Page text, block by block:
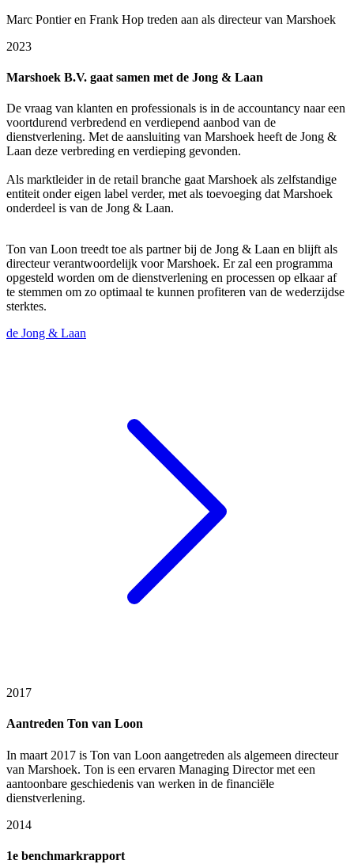
Marc Pontier en Frank Hop treden aan als directeur van Marshoek
2023
Marshoek B.V. gaat samen met de Jong & Laan
De vraag van klanten en professionals is in de accountancy naar een
voortdurend verbredend en verdiepend aanbod van de
dienstverlening. Met de aansluiting van Marshoek heeft de Jong &
Laan deze verbreding en verdieping gevonden.
Als marktleider in de retail branche gaat Marshoek als zelfstandige
entiteit onder eigen label verder, met als toevoeging dat Marshoek
onderdeel is van de Jong & Laan.
Ton van Loon treedt toe als partner bij de Jong & Laan en blijft als
directeur verantwoordelijk voor Marshoek. Er zal een programma
opgesteld worden om de dienstverlening en processen op elkaar af
te stemmen om zo optimaal te kunnen profiteren van de wederzijdse
sterktes.
de Jong & Laan
2017
Aantreden Ton van Loon
In maart 2017 is Ton van Loon aangetreden als algemeen directeur
van Marshoek. Ton is een ervaren Managing Director met een
aantoonbare geschiedenis van werken in de financiële
dienstverlening.
2014
1e benchmarkrapport